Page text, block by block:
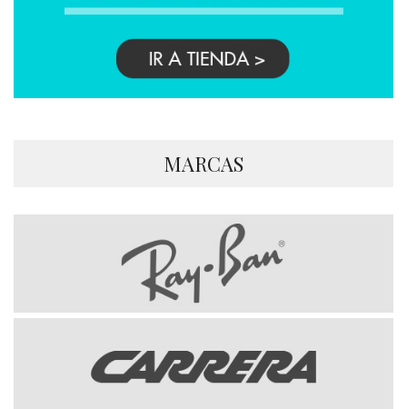
MARCAS